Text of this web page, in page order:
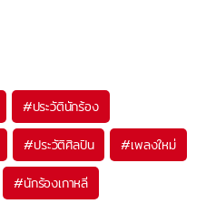
#ประวัตินักร้อง
#ประวัติศิลปิน #เพลงใหม่
#นักร้องเกาหลี